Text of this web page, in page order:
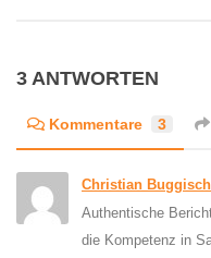
3 ANTWORTEN
Kommentare 3
Christian Buggisch
Authentische
die Kompetenz in